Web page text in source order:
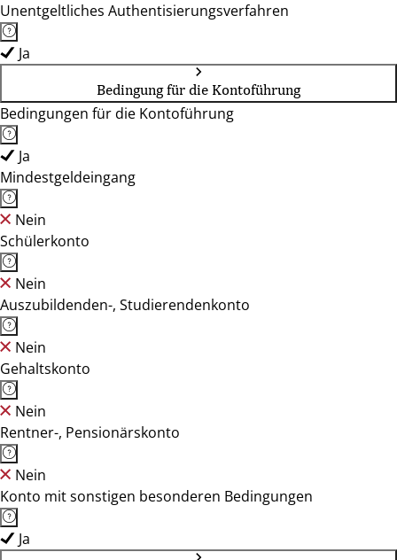
Unentgeltliches Authentisierungsverfahren
Ja
Bedingung für die Kontoführung
Bedingungen für die Kontoführung
Ja
Mindestgeldeingang
Nein
Schülerkonto
Nein
Auszubildenden-, Studierendenkonto
Nein
Gehaltskonto
Nein
Rentner-, Pensionärskonto
Nein
Konto mit sonstigen besonderen Bedingungen
Ja